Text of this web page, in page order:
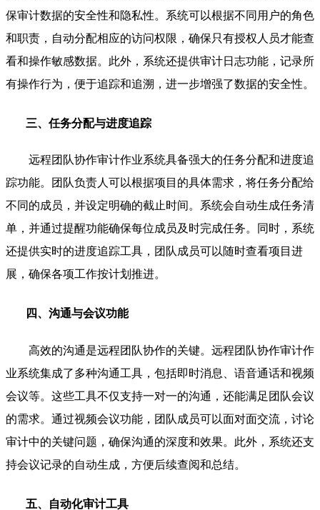
保审计数据的安全性和隐私性。系统可以根据不同用户的角色
和职责，自动分配相应的访问权限，确保只有授权人员才能查
看和操作敏感数据。此外，系统还提供审计日志功能，记录所
有操作行为，便于追踪和追溯，进一步增强了数据的安全性。
三、任务分配与进度追踪
远程团队协作审计作业系统具备强大的任务分配和进度追
踪功能。团队负责人可以根据项目的具体需求，将任务分配给
不同的成员，并设定明确的截止时间。系统会自动生成任务清
单，并通过提醒功能确保每位成员及时完成任务。同时，系统
还提供实时的进度追踪工具，团队成员可以随时查看项目进
展，确保各项工作按计划推进。
四、沟通与会议功能
高效的沟通是远程团队协作的关键。远程团队协作审计作
业系统集成了多种沟通工具，包括即时消息、语音通话和视频
会议等。这些工具不仅支持一对一的沟通，还能满足团队会议
的需求。通过视频会议功能，团队成员可以面对面交流，讨论
审计中的关键问题，确保沟通的深度和效果。此外，系统还支
持会议记录的自动生成，方便后续查阅和总结。
五、自动化审计工具